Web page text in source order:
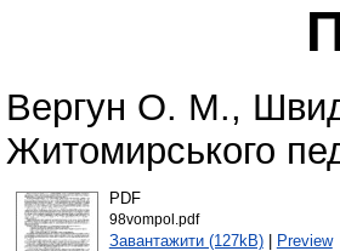
Вергун О. М.,
Житомирського
PDF
98vompol.pdf
Завантажити (127kB)| Preview